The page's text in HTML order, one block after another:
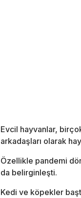
Evcil hayvanlar,
arkadaşları olarak
Özellikle pandemi
da belirginleşti.
Kedi ve köpekler